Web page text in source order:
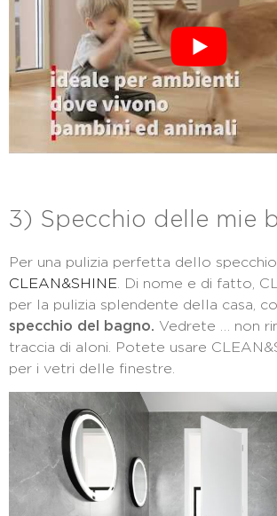
3) Specchio delle mie
Per una pulizia perfetta dello specchio
CLEAN&SHINE . Di nome e di fatto,
per la pulizia splendente della casa,
specchio del bagno. Vedrete … non
traccia di aloni. Potete usare
per i vetri delle finestre.